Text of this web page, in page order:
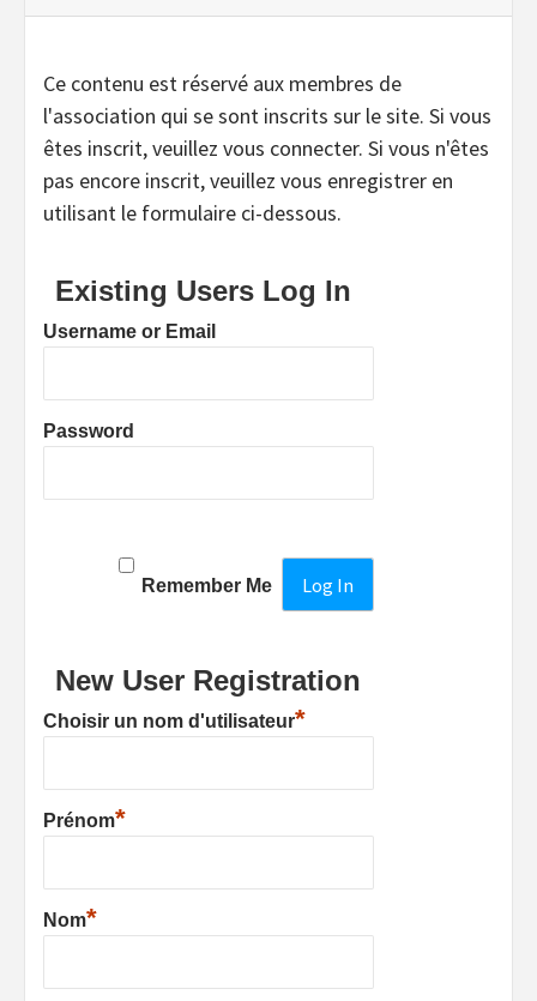
Ce contenu est réservé aux membres de
l'association qui se sont inscrits sur le site. Si vous
êtes inscrit, veuillez vous connecter. Si vous n'êtes
pas encore inscrit, veuillez vous enregistrer en
utilisant le formulaire ci-dessous.
Existing Users Log In
Username or Email
Password
Remember Me
New User Registration
Choisir un nom d'utilisateur*
Prénom*
Nom*